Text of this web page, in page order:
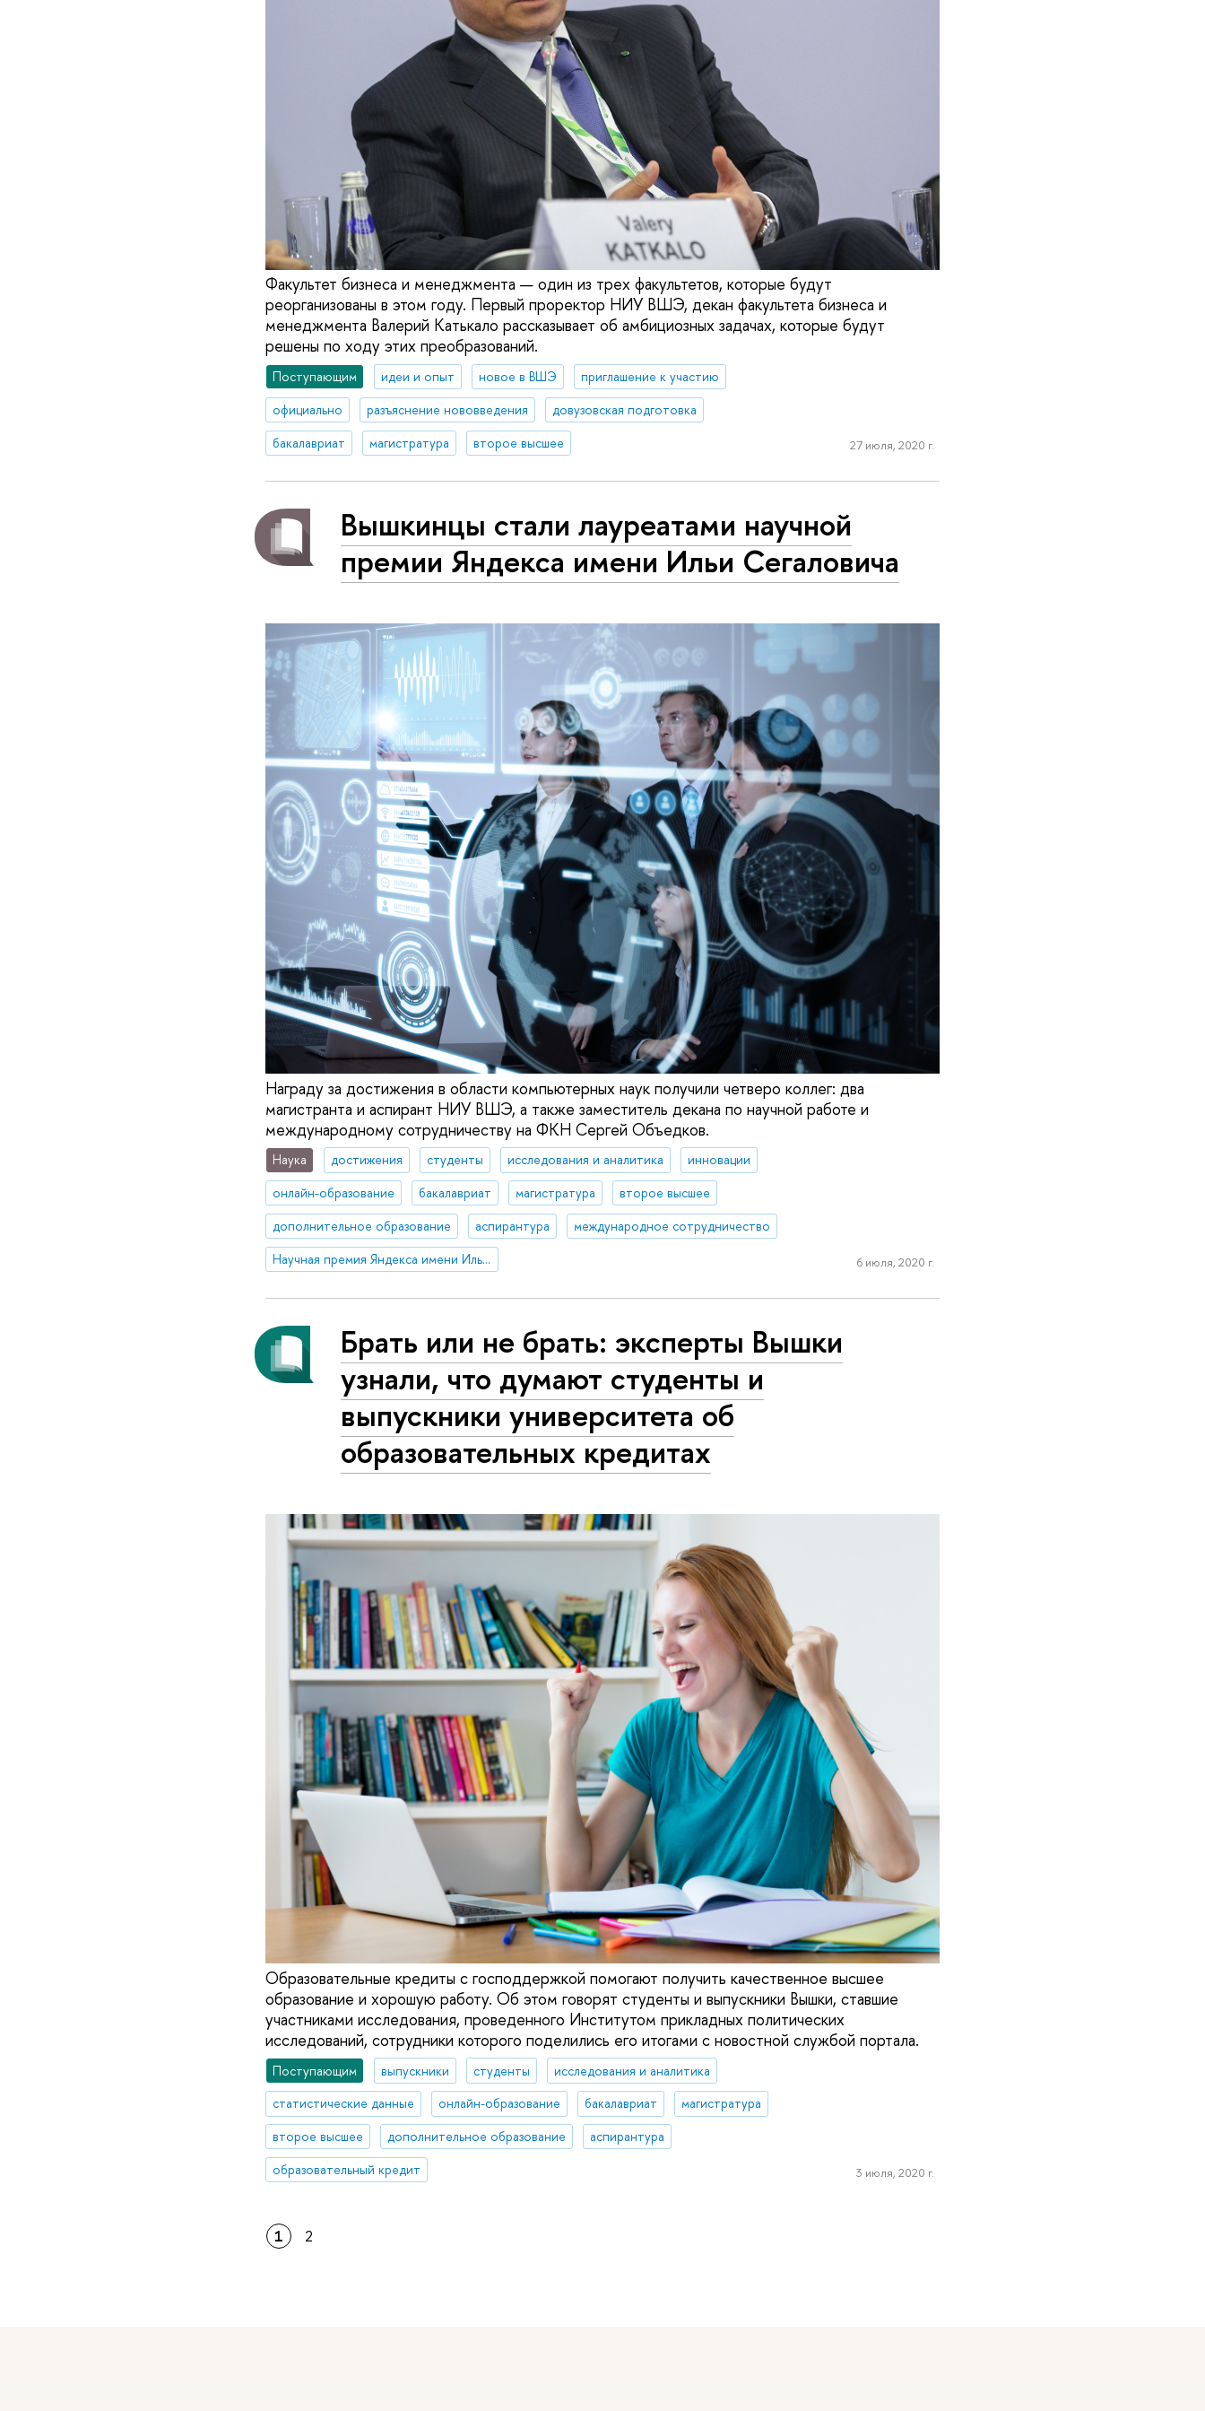
Факультет бизнеса и менеджмента — один из трех факультетов, которые будут
реорганизованы в этом году. Первый проректор НИУ ВШЭ, декан факультета бизнеса и
менеджмента Валерий Катькало рассказывает об амбициозных задачах, которые будут
решены по ходу этих преобразований.
Поступающим идеи и опыт новое в ВШЭ
приглашение к участию
официально
разъяснение нововведения
довузовская подготовка
бакалавриат
магистратура второе высшее 27 июля, 2020 г.
Вышкинцы стали лауреатами научной
премии Яндекса имени Ильи Сегаловича
Награду за достижения в области компьютерных наук получили четверо коллег: два
магистранта и аспирант НИУ ВШЭ, а также заместитель декана по научной работе и
международному сотрудничеству на ФКН Сергей Объедков.
Наука достижения студенты исследования и аналитика
инновации
онлайн-образование
бакалавриат магистратура
второе высшее
дополнительное образование
аспирантура
международное сотрудничество
Научная премия Яндекса имени Ильи Сегаловича
6 июля, 2020 г.
Брать или не брать: эксперты Вышки
узнали, что думают студенты и
выпускники университета об
образовательных кредитах
Образовательные кредиты с господдержкой помогают получить качественное высшее
образование и хорошую работу. Об этом говорят студенты и выпускники Вышки, ставшие
участниками исследования, проведенного Институтом прикладных политических
исследований, сотрудники которого поделились его итогами с новостной службой портала.
Поступающим выпускники студенты
исследования и аналитика
статистические данные
онлайн-образование бакалавриат
магистратура
второе высшее
дополнительное образование
аспирантура
образовательный кредит
3 июля, 2020 г.
1 2